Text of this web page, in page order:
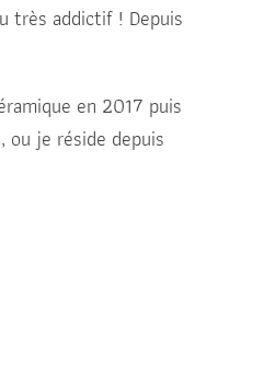
très addictif ! Depuis
en 2017 puis
ou je réside depuis